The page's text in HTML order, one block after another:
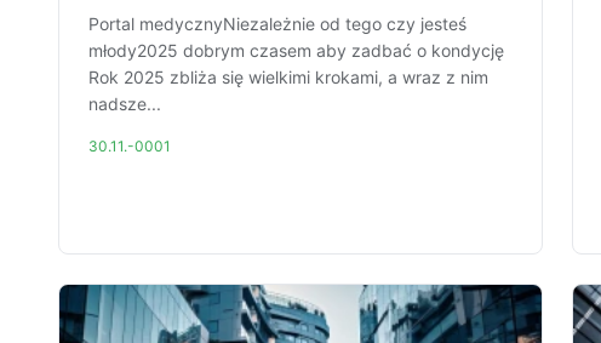
Portal medycznyNiezależnie od tego czy jesteś
młody2025 dobrym czasem aby zadbać o kondycję
Rok 2025 zbliża się wielkimi krokami, a wraz z nim
nadsze...
30.11.-0001